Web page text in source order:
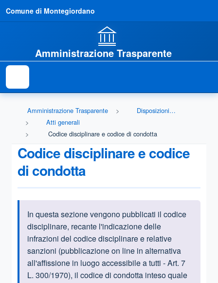
Comune di Montegiordano
Amministrazione Trasparente
Amministrazione Trasparente
Disposizioni generali
Atti generali
Codice disciplinare e codice di condotta
Codice disciplinare e codice
di condotta
Informazioni introduttive
In questa sezione vengono pubblicati il codice
disciplinare, recante l'indicazione delle
infrazioni del codice disciplinare e relative
sanzioni (pubblicazione on line in alternativa
all'affissione in luogo accessibile a tutti - Art. 7
L. 300/1970), il codice di condotta inteso quale